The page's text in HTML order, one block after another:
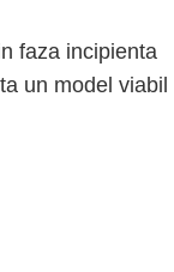
faza incipienta
un model viabil